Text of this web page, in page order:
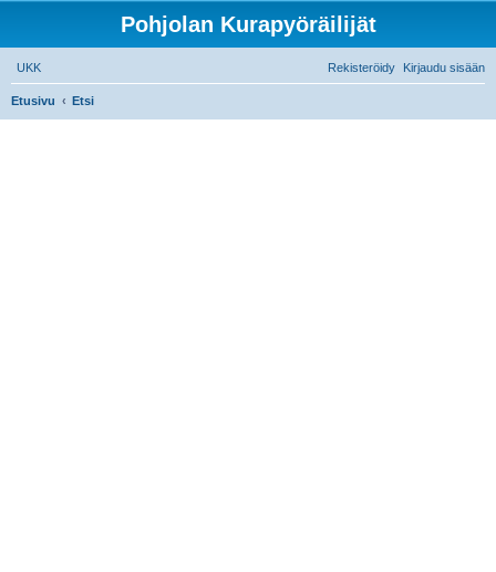
Pohjolan Kurapyöräilijät
UKK Kirjaudu sisään
Rekisteröidy
Etusivu Etsi